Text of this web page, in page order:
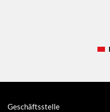
Geschäftsstelle